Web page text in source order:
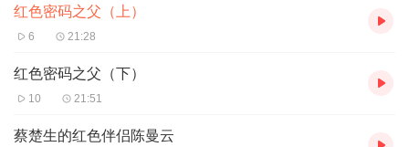
红色密码之父（上）
6 21:28
红色密码之父（下）
10 21:51
蔡楚生的红色伴侣陈曼云